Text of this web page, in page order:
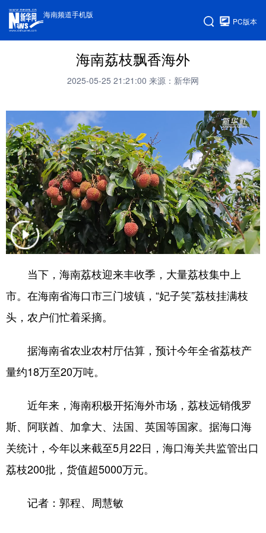
海南频道手机版
PC版本
海南荔枝飘香海外
2025-05-25 21:21:00 来源：新华网
当下，海南荔枝迎来丰收季，大量荔枝集中上
市。在海南省海口市三门坡镇，“妃子笑”荔枝挂满枝
头，农户们忙着采摘。
据海南省农业农村厅估算，预计今年全省荔枝产
量约18万至20万吨。
近年来，海南积极开拓海外市场，荔枝远销俄罗
斯、阿联酋、加拿大、法国、英国等国家。据海口海
关统计，今年以来截至5月22日，海口海关共监管出口
荔枝200批，货值超5000万元。
记者：郭程、周慧敏